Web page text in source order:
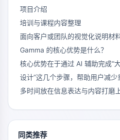
项目介绍
培训与课程内容整理
面向客户或团队的视觉化说明材
Gamma 的核心优势是什么？
核心优势在于通过 AI 辅助完成“
设计”这几个步骤，帮助用户减
多时间放在信息表达与内容打磨上
同类推荐